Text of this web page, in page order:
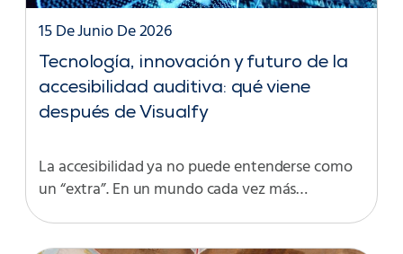
Tecnología, innovación y futuro de la
accesibilidad auditiva: qué viene
después de Visualfy
15 De Junio De 2026
La accesibilidad ya no puede entenderse como
un “extra”. En un mundo cada vez más…